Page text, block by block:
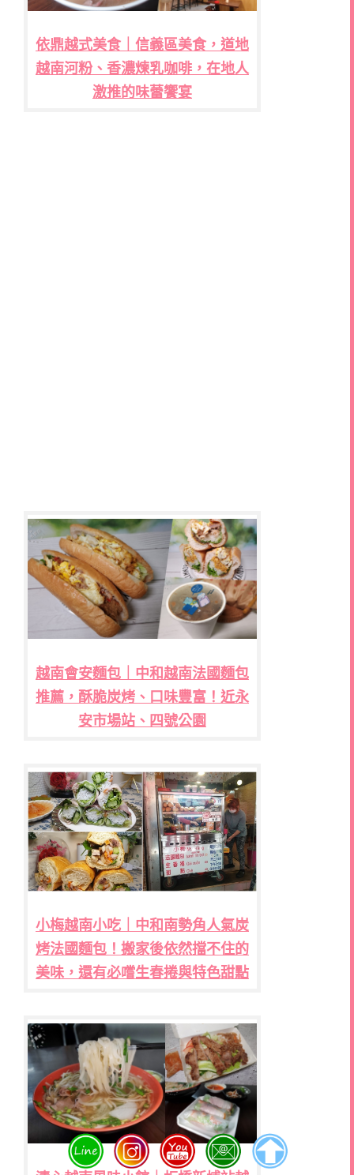
依鼎越式美食｜信義區美食，道地
越南河粉、香濃煉乳咖啡，在地人
激推的味蕾饗宴
越南會安麵包｜中和越南法國麵包
推薦，酥脆炭烤、口味豐富！近永
安市場站、四號公園
小梅越南小吃｜中和南勢角人氣炭
烤法國麵包！搬家後依然擋不住的
美味，還有必嚐生春捲與特色甜點